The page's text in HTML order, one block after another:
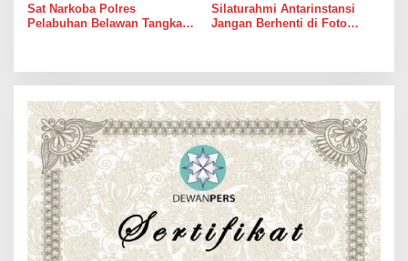
Sat Narkoba Polres
Pelabuhan Belawan Tangkap
Silaturahmi Antarinstansi
Jangan Berhenti di Foto